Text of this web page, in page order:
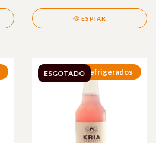
ESPIAR
Refrigerados
ESGOTADO